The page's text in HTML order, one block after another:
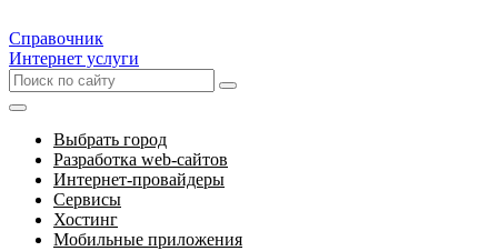
Справочник
Интернет услуги
Выбрать город
Разработка web-сайтов
Интернет-провайдеры
Сервисы
Хостинг
Мобильные приложения